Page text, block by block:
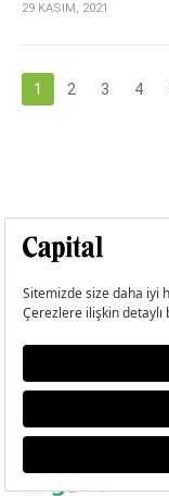
29 KASIM, 2021
1 2 3 4